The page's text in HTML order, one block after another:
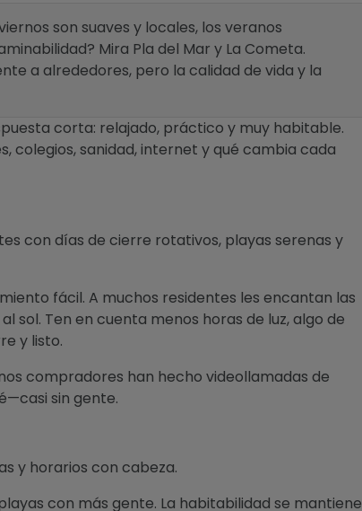
son suaves y locales, los veranos
Mira Pla del Mar y La Cometa.
a alrededores, pero la calidad de vida y la
corta: relajado, práctico y muy habitable.
colegios, sanidad, internet y qué cambia cada
con días de cierre rotativos, playas serenas y
fácil. A muchos residentes les encantan las
sol. Ten en cuenta menos horas de luz, algo de
y listo.
compradores han hecho videollamadas de
sin gente.
y horarios con cabeza.
con más gente. La habitabilidad se mantiene